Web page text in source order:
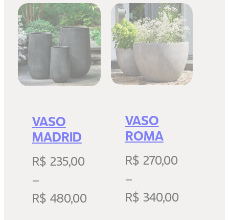
VASO
MADRID
R$235,00
–
R$480,00
VASO
ROMA
R$270,00
–
R$340,00